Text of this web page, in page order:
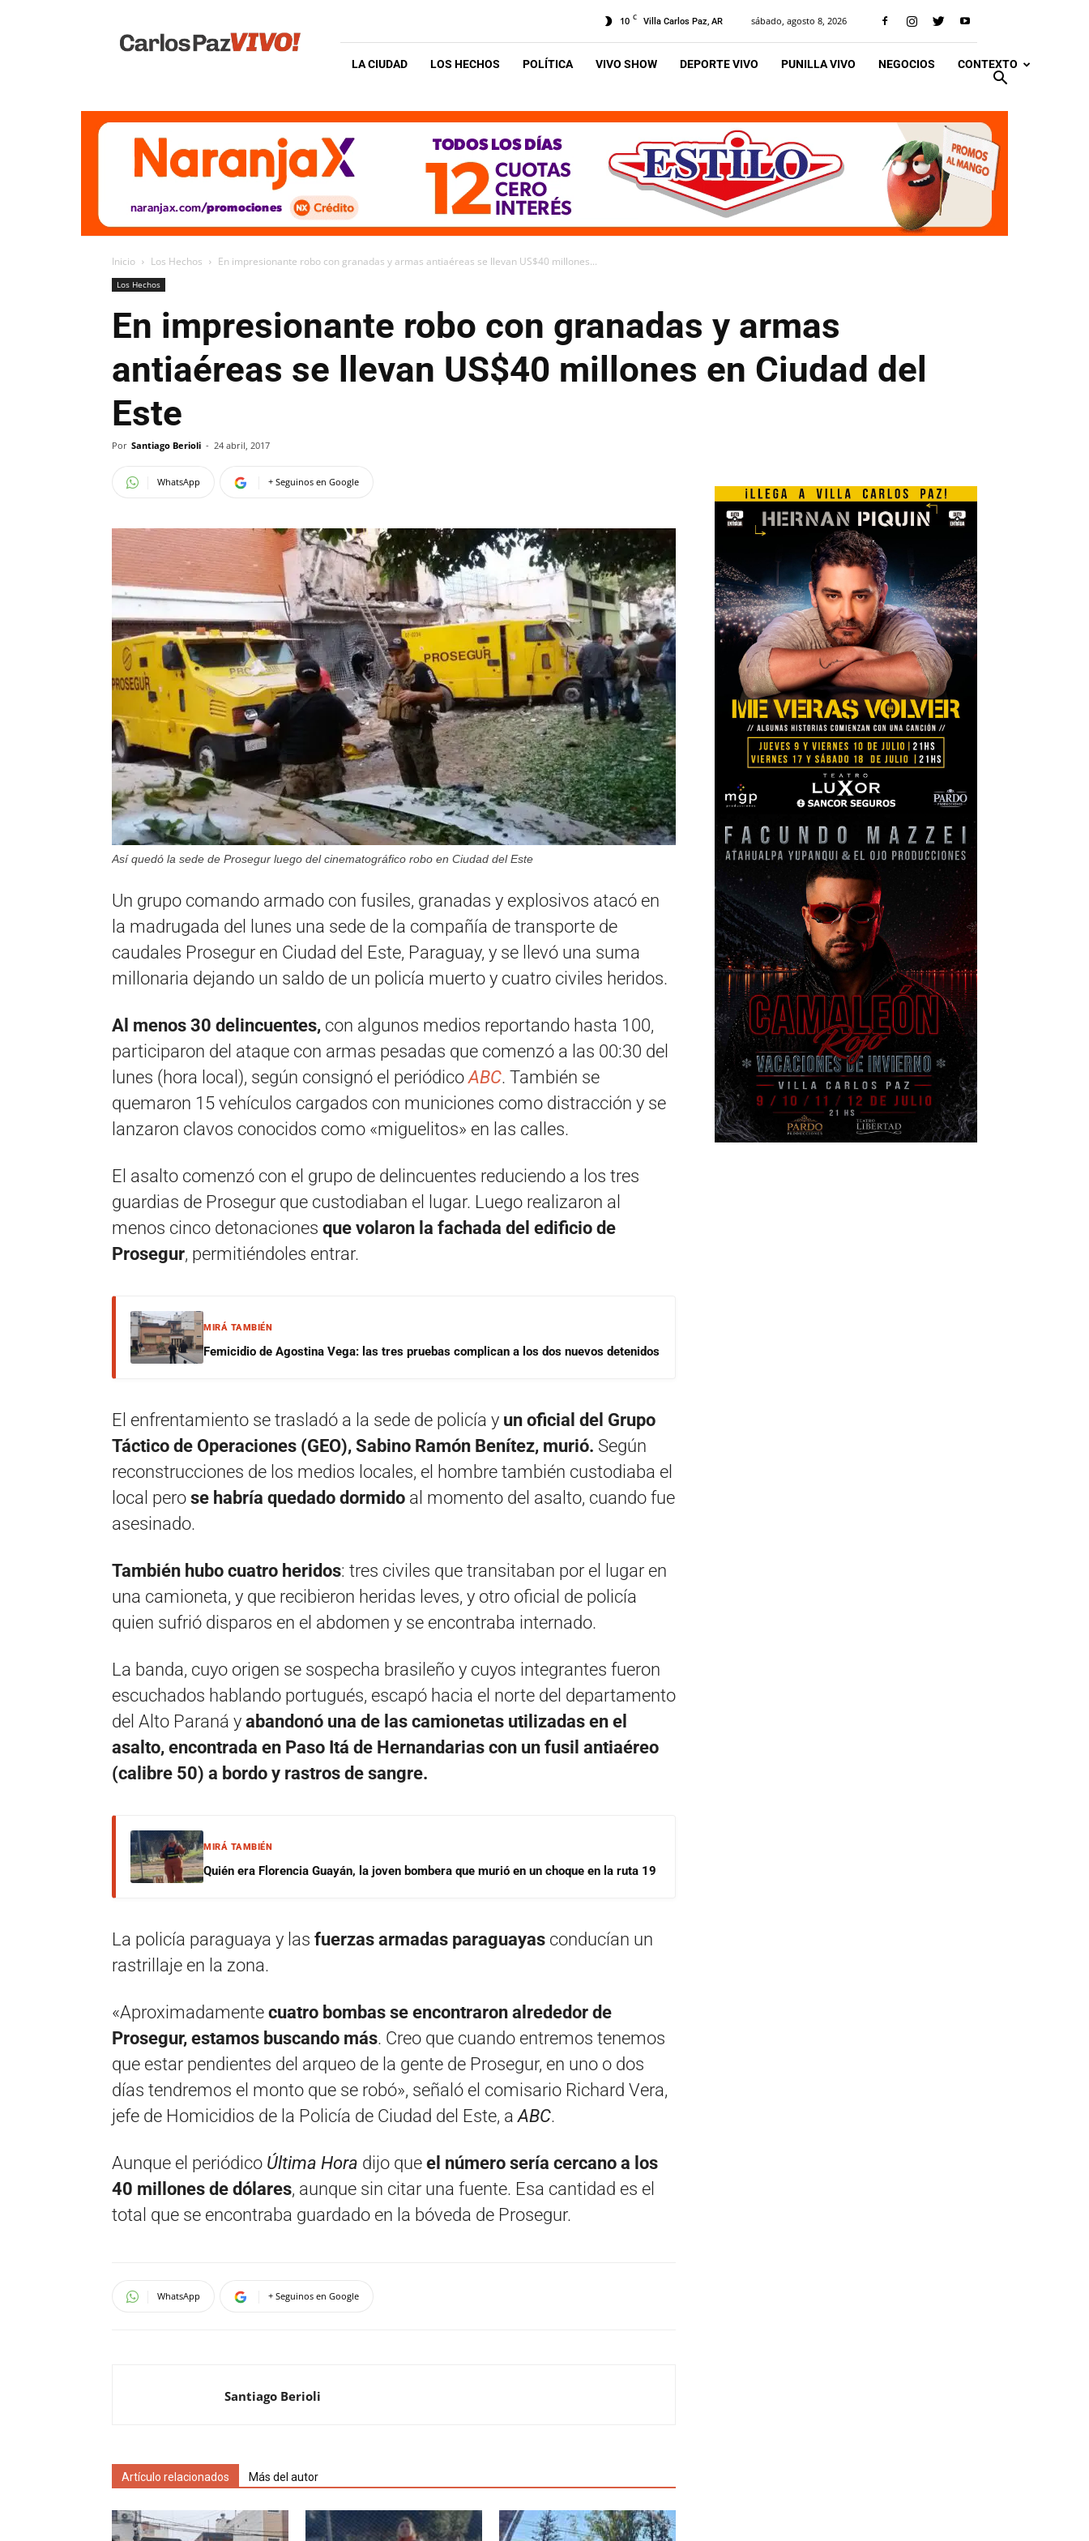
Vivo
10 C Villa Carlos Paz, AR sábado, agosto 8, 2026
LA CIUDAD LOS HECHOS POLÍTICA VIVO SHOW DEPORTE VIVO PUNILLA VIVO NEGOCIOS CONTEXTO
Inicio Los Hechos En impresionante robo con granadas y armas antiaéreas se llevan US$40 millones...
Los Hechos
En impresionante robo con granadas y armas
antiaéreas se llevan US$40 millones en Ciudad del
Este
Por Santiago Berioli - 24 abril, 2017
WhatsApp + Seguinos en Google
Así quedó la sede de Prosegur luego del cinematográfico robo en Ciudad del Este
Un grupo comando armado con fusiles, granadas y explosivos atacó en
la madrugada del lunes una sede de la compañía de transporte de
caudales Prosegur en Ciudad del Este, Paraguay, y se llevó una suma
millonaria dejando un saldo de un policía muerto y cuatro civiles heridos.
Al menos 30 delincuentes, con algunos medios reportando hasta 100,
participaron del ataque con armas pesadas que comenzó a las 00:30 del
lunes (hora local), según consignó el periódicoABC. También se
quemaron 15 vehículos cargados con municiones como distracción y se
lanzaron clavos conocidos como «miguelitos» en las calles.
El asalto comenzó con el grupo de delincuentes reduciendo a los tres
guardias de Prosegur que custodiaban el lugar. Luego realizaron al
menos cinco detonaciones que volaron la fachada del edificio de
Prosegur, permitiéndoles entrar.
MIRÁ TAMBIÉN
Femicidio de Agostina Vega: las tres pruebas complican a los dos nuevos detenidos
El enfrentamiento se trasladó a la sede de policía y un oficial del Grupo
Táctico de Operaciones (GEO), Sabino Ramón Benítez, murió. Según
reconstrucciones de los medios locales, el hombre también custodiaba el
local pero se habría quedado dormido al momento del asalto, cuando fue
asesinado.
También hubo cuatro heridos: tres civiles que transitaban por el lugar en
una camioneta, y que recibieron heridas leves, y otro oficial de policía
quien sufrió disparos en el abdomen y se encontraba internado.
La banda, cuyo origen se sospecha brasileño y cuyos integrantes fueron
escuchados hablando portugués, escapó hacia el norte del departamento
del Alto Paraná y abandonó una de las camionetas utilizadas en el
asalto, encontrada en Paso Itá de Hernandarias con un fusil antiaéreo
(calibre 50) a bordo y rastros de sangre.
MIRÁ TAMBIÉN
Quién era Florencia Guayán, la joven bombera que murió en un choque en la ruta 19
La policía paraguaya y las fuerzas armadas paraguayas conducían un
rastrillaje en la zona.
«Aproximadamente cuatro bombas se encontraron alrededor de
Prosegur, estamos buscando más. Creo que cuando entremos tenemos
que estar pendientes del arqueo de la gente de Prosegur, en uno o dos
días tendremos el monto que se robó», señaló el comisario Richard Vera,
jefe de Homicidios de la Policía de Ciudad del Este, aABC.
Aunque el periódico Última Hora dijo que el número sería cercano a los
40 millones de dólares, aunque sin citar una fuente. Esa cantidad es el
total que se encontraba guardado en la bóveda de Prosegur.
WhatsApp + Seguinos en Google
Santiago Berioli
Artículo relacionados Más del autor